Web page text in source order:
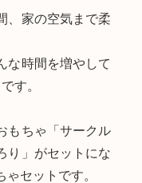
、家の空気まで柔
な時間を増やして
す。
もちゃ「サークル
り」がセットにな
セットです。